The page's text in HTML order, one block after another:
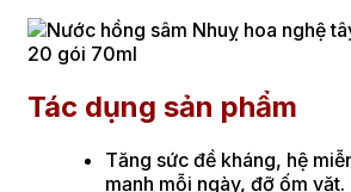
Tác dụng sản phẩm
Tăng sức đề kháng, hệ
mạnh mỗi ngày, đỡ ốm vặt.